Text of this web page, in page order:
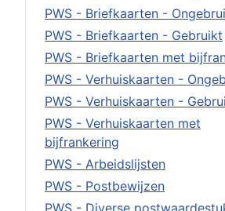
PWS - Briefkaarten -
PWS - Briefkaarten - Gebruikt
PWS - Briefkaarten met
PWS - Verhuiskaarten -
PWS - Verhuiskaarten -
PWS - Verhuiskaarten met
bijfrankering
PWS - Arbeidslijsten
PWS - Postbewijzen
PWS - Diverse